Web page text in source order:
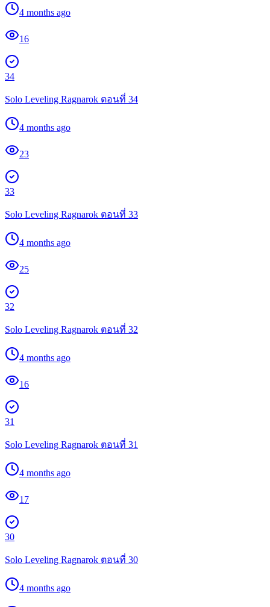
4 months ago
16
34
Solo Leveling Ragnarok ตอนที่ 34
4 months ago
23
33
Solo Leveling Ragnarok ตอนที่ 33
4 months ago
25
32
Solo Leveling Ragnarok ตอนที่ 32
4 months ago
16
31
Solo Leveling Ragnarok ตอนที่ 31
4 months ago
17
30
Solo Leveling Ragnarok ตอนที่ 30
4 months ago